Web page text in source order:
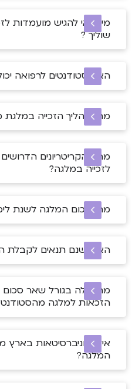
מי זכאי להגיש מועמדות
שוליך ?
האם סטודנטים לרפואה
מהו תהליך הזכייה במלגת
מהם הקריטריונים
לזכייה במלגה?
מהו סכום המלגה לשנת
האם ישנם תנאים לקבלת
מה עולה בגורל שאר
הזכאות למלגה
אילו אוניברסיטאות
המלגה?